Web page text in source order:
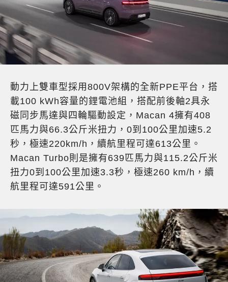
動力上雙車型採用800V架構的全新PPE平台，搭
載100 kWh容量的鋰電池組，搭配前後軸2具永
磁同步馬達與四輪驅動設定，Macan 4擁有408
匹馬力與66.3公斤米扭力，0到100公里加速5.2
秒，極速220km/h，續航里程可達613公里。
Macan Turbo則是擁有639匹馬力與115.2公斤米
扭力0到100公里加速3.3秒，極速260 km/h，續
航里程可達591公里。